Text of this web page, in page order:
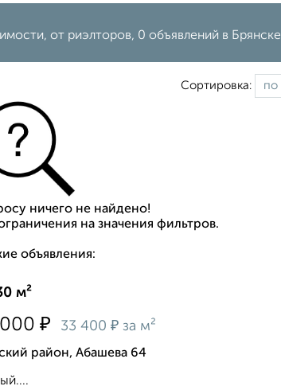
от риэлторов, 0 объявлений в Брянске
Сортировка:
ничего не найдено!
на значения фильтров.
объявления:
м²
₽ 33 400 ₽ за м²
район, Абашева 64